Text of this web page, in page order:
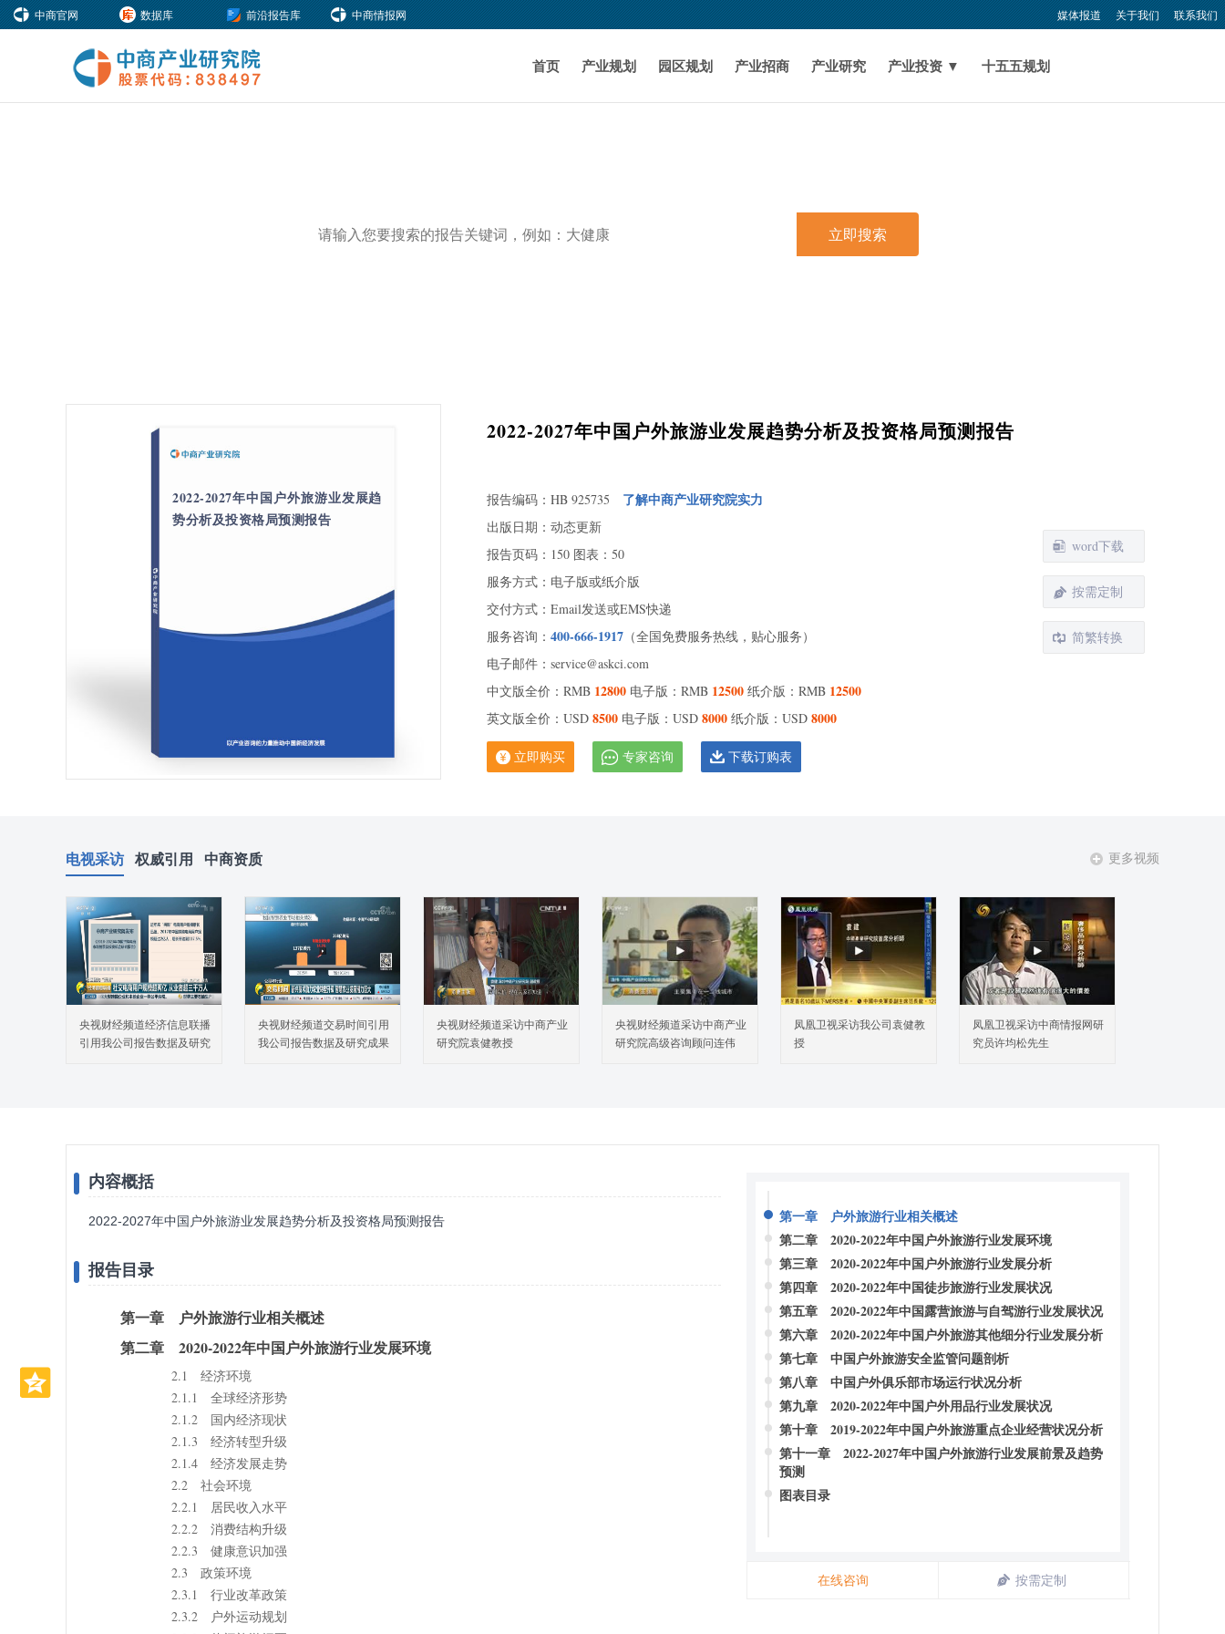
中商官网 数据库 前沿报告库 中商情报网 媒体报道 关于我们 联系我们
首页 产业规划 园区规划 产业招商 产业研究 产业投资 ▼ 十五五规划
立即搜索
2022-2027年中国户外旅游业发展趋
势分析及投资格局预测报告
2022-2027年中国户外旅游业发展趋势分析及投资格局预测报告
报告编码：HB 925735 了解中商产业研究院实力
出版日期：动态更新
报告页码：150 图表：50
服务方式：电子版或纸介版
交付方式：Email发送或EMS快递
服务咨询： 400-666-1917 （全国免费服务热线，贴心服务）
电子邮件：service@askci.com
中文版全价：RMB 12800 电子版：RMB 12500 纸介版：RMB 12500
英文版全价：USD 8500 电子版：USD 8000 纸介版：USD 8000
立即购买 专家咨询 下载订购表
word下载
按需定制
简繁转换
电视采访 权威引用 中商资质
央视财经频道经济信息联播
引用我公司报告数据及研究
央视财经频道交易时间引用
我公司报告数据及研究成果
央视财经频道采访中商产业
研究院袁健教授
央视财经频道采访中商产业
研究院高级咨询顾问连伟
凤凰卫视采访我公司袁健教
授
凤凰卫视采访中商情报网研
究员许均松先生
更多视频
内容概括
2022-2027年中国户外旅游业发展趋势分析及投资格局预测报告
报告目录
第一章 户外旅游行业相关概述
第二章 2020-2022年中国户外旅游行业发展环境
2.1 经济环境
2.1.1 全球经济形势
2.1.2 国内经济现状
2.1.3 经济转型升级
2.1.4 经济发展走势
2.2 社会环境
2.2.1 居民收入水平
2.2.2 消费结构升级
2.2.3 健康意识加强
2.3 政策环境
2.3.1 行业改革政策
2.3.2 户外运动规划
第一章 户外旅游行业相关概述
第二章 2020-2022年中国户外旅游行业发展环境
第三章 2020-2022年中国户外旅游行业发展分析
第四章 2020-2022年中国徒步旅游行业发展状况
第五章 2020-2022年中国露营旅游与自驾游行业发展状况
第六章 2020-2022年中国户外旅游其他细分行业发展分析
第七章 中国户外旅游安全监管问题剖析
第八章 中国户外俱乐部市场运行状况分析
第九章 2020-2022年中国户外用品行业发展状况
第十章 2019-2022年中国户外旅游重点企业经营状况分析
第十一章 2022-2027年中国户外旅游行业发展前景及趋势
预测
图表目录
在线咨询 按需定制